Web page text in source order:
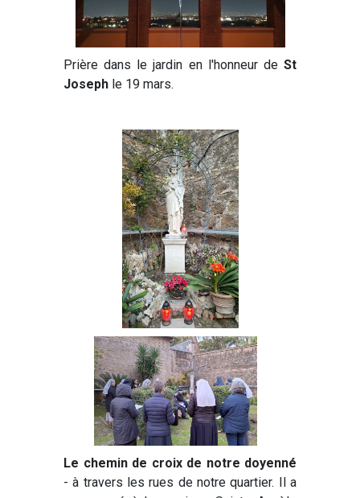
Prière dans le jardin en l'honneur de St
Joseph le 19 mars.
Le chemin de croix de notre doyenné
- à travers les rues de notre quartier. Il a